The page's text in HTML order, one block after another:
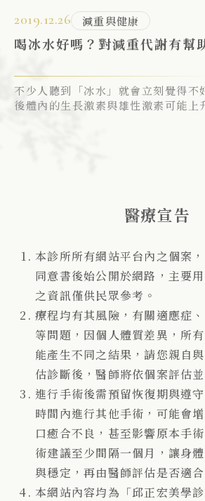
2019.12.26 減重與健康
喝冰水好嗎？對減重代謝有幫
不少人聽到「冰水」就會立刻覺得不
後體內的生長激素與雄性激素可能上
醫療宣告
本診所所有網站平台內之個案
同意書後始公開於網路，主要
之資訊僅供民眾參考。
療程均有其風險，有關適應症
等問題，因個人體質差異，所
能產生不同之結果，請您親自
估診斷後，醫師將依個案評估
進行手術後需預留恢復期與遵
時間內進行其他手術，可能會
口癒合不良，甚至影響原本手
術建議至少間隔一個月，讓身
與穩定，再由醫師評估是否適
本網站內容均為「邱正宏美學